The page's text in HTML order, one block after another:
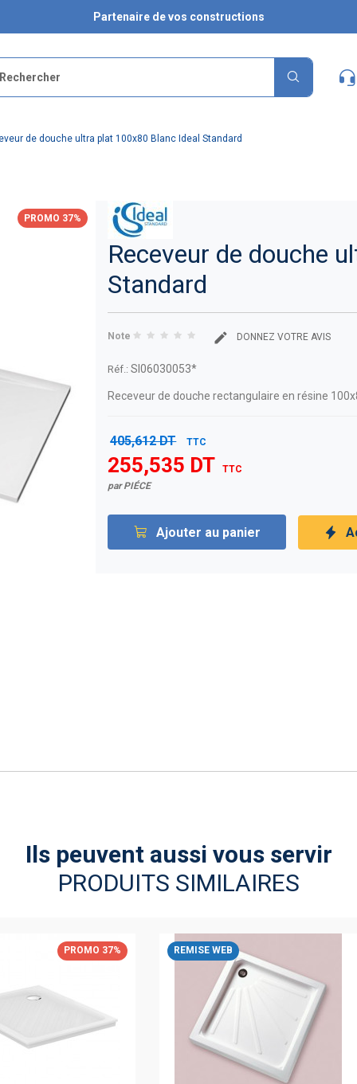
Partenaire de vos constructions
de douche ultra plat 100x80 Blanc Ideal Standard
PROMO 37%
Receveur de douche
Standard
Note DONNEZ VOTRE AVIS
Réf.: SI06030053*
Receveur de douche rectangulaire en résine
405,612 DT TTC
255,535 DT
TTC
par PIÉCE
Ajouter au panier
Ils peuvent aussi vous servir
PRODUITS SIMILAIRES
PROMO 37% REMISE WEB